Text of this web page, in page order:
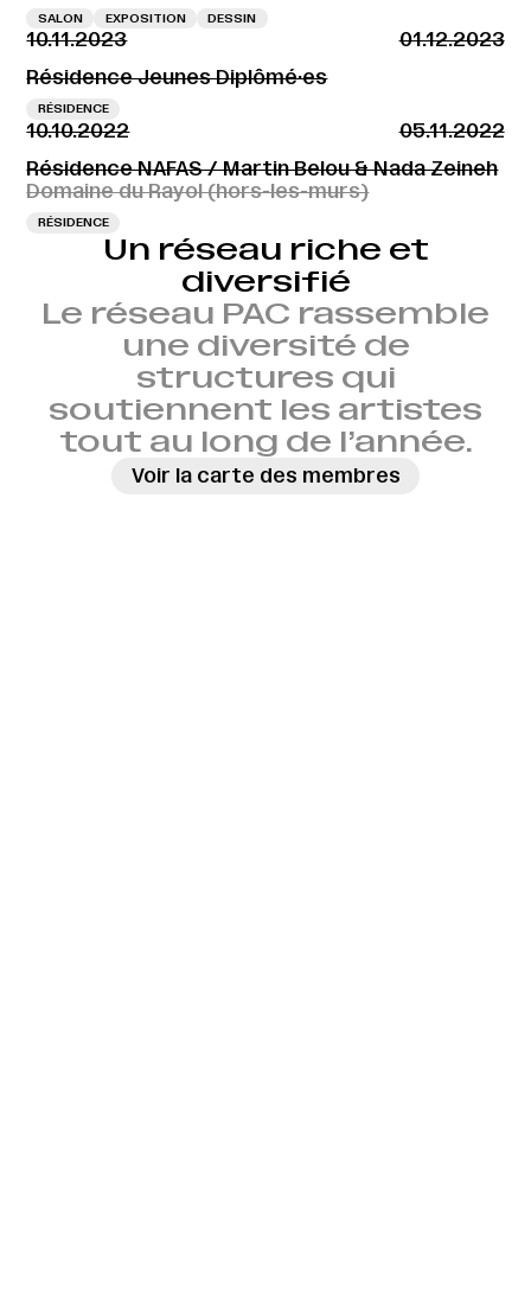
SALON EXPOSITION DESSIN
10.11.2023
01.12.2023
Résidence Jeunes Diplômé·es
RÉSIDENCE
10.10.2022
05.11.2022
Résidence NAFAS / Martin Belou & Nada Zeineh
Domaine du Rayol (hors-les-murs)
RÉSIDENCE
Un réseau riche et
diversifié
Le réseau PAC rassemble
une diversité de
structures qui
soutiennent les artistes
tout au long de l’année.
Voir la carte des membres